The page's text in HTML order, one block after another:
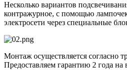
Несколько вариантов
контражурное, с помощью
электросети через специальные
Монтаж осуществляется согласно
Предоставляем гарантию 2 года